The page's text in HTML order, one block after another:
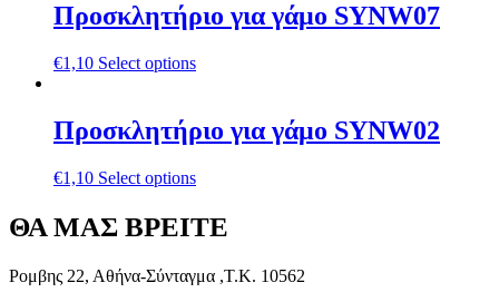
Προσκλητήριο για γάμο SYNW07
€1,10 Select options
Προσκλητήριο για γάμο SYNW02
€1,10 Select options
ΘΑ ΜΑΣ ΒΡΕΙΤΕ
Ρομβης 22, Αθήνα-Σύνταγμα ,Τ.Κ. 10562